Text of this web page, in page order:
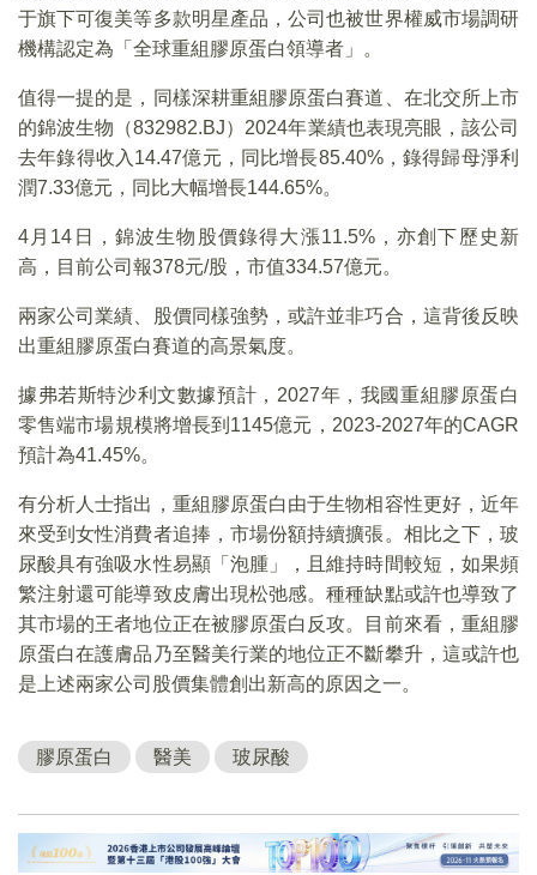
于旗下可復美等多款明星產品，公司也被世界權威市場調研
機構認定為「全球重組膠原蛋白領導者」。
值得一提的是，同樣深耕重組膠原蛋白賽道、在北交所上市
的錦波生物（832982.BJ）2024年業績也表現亮眼，該公司
去年錄得收入14.47億元，同比增長85.40%，錄得歸母淨利
潤7.33億元，同比大幅增長144.65%。
4月14日，錦波生物股價錄得大漲11.5%，亦創下歷史新
高，目前公司報378元/股，市值334.57億元。
兩家公司業績、股價同樣強勢，或許並非巧合，這背後反映
出重組膠原蛋白賽道的高景氣度。
據弗若斯特沙利文數據預計，2027年，我國重組膠原蛋白
零售端市場規模將增長到1145億元，2023-2027年的CAGR
預計為41.45%。
有分析人士指出，重組膠原蛋白由于生物相容性更好，近年
來受到女性消費者追捧，市場份額持續擴張。相比之下，玻
尿酸具有強吸水性易顯「泡腫」，且維持時間較短，如果頻
繁注射還可能導致皮膚出現松弛感。種種缺點或許也導致了
其市場的王者地位正在被膠原蛋白反攻。目前來看，重組膠
原蛋白在護膚品乃至醫美行業的地位正不斷攀升，這或許也
是上述兩家公司股價集體創出新高的原因之一。
膠原蛋白 醫美 玻尿酸